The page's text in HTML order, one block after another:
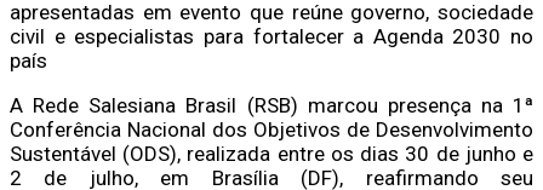
apresentadas em evento que reúne governo, sociedade
civil e especialistas para fortalecer a Agenda 2030 no
país
A Rede Salesiana Brasil (RSB) marcou presença na 1ª
Conferência Nacional dos Objetivos de Desenvolvimento
Sustentável (ODS), realizada entre os dias 30 de junho e
2 de julho, em Brasília (DF), reafirmando seu